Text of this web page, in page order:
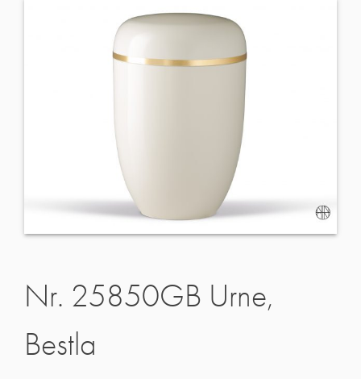
Nr. 25850GB Urne,
Bestla